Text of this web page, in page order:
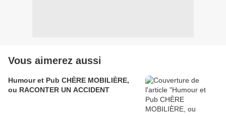
Vous aimerez aussi
Humour et Pub CHÈRE MOBILIÈRE,
ou RACONTER UN ACCIDENT